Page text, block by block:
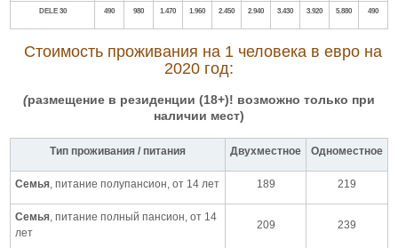
DELE30 490 980 1.470 1.960 2.450 2.940 3.430 3.920 5.880 490
Стоимость проживания на 1 человека в евро на
2020 год:
(размещение в резиденции (18+)! возможно только при
наличии мест)
Тип проживания / питания Двухместное Одноместное
Семья , питание полупансион, от 14 лет 189 219
Семья , питание полный пансион, от 14
лет
209 239